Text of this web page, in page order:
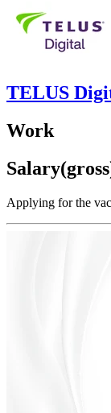
TELUS
Work
Applying for the